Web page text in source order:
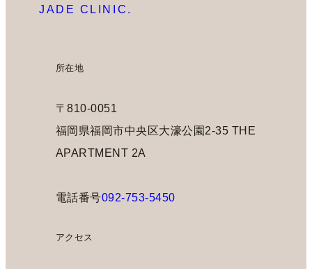
JADE CLINIC.
所在地
〒810-0051
福岡県福岡市中央区大濠公園2-35 THE
APARTMENT 2A
電話番号092-753-5450
アクセス